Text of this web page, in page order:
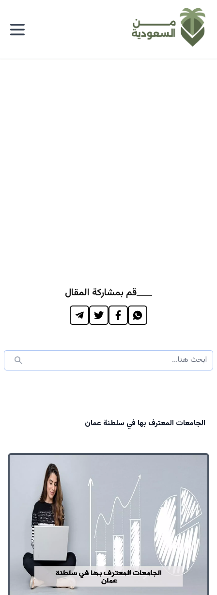
قم بمشاركة المقال
الجامعات المعترف بها في سلطنة عمان